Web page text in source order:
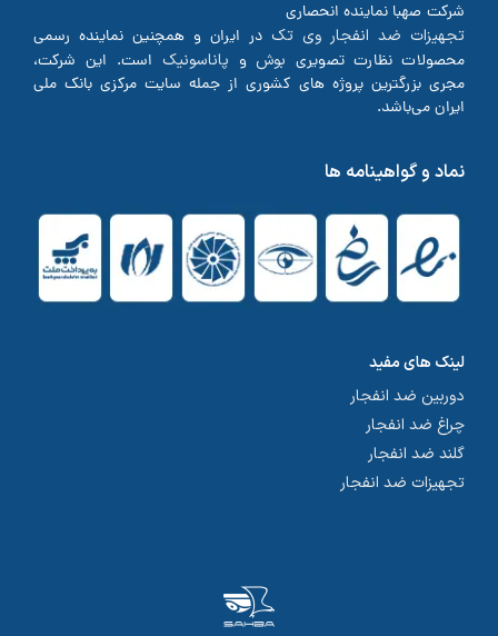
شرکت صهبا نماینده انحصاری
تجهیزات ضد انفجار وی تک در ایران و همچنین نماینده رسمی
محصولات نظارت تصویری بوش و پاناسونیک است. این شرکت،
مجری بزرگترین پروژه های کشوری از جمله سایت مرکزی بانک ملی
ایران می‌باشد.
نماد و گواهینامه ها
لینک های مفید
دوربین ضد انفجار
چراغ ضد انفجار
گلند ضد انفجار
تجهیزات ضد انفجار